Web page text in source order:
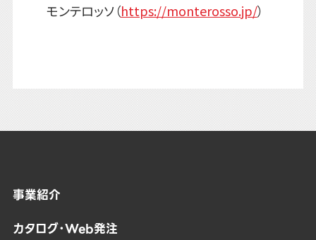
モンテロッソ（https://monterosso.jp/）
事業紹介
カタログ・Web発注